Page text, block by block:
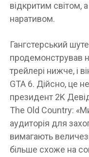
відкритим світом,
наративом.
Гангстерський
продемонстрував
трейлері нижче, і
GTA 6. Дійсно, це
президент 2K
The Old Country:
аудиторія для
вимагають
більше схоже на